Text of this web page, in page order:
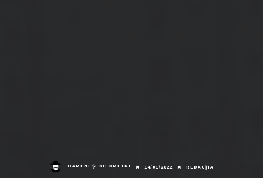
OAMENI ȘI KILOMETRI 14/01/2022 REDACȚIA